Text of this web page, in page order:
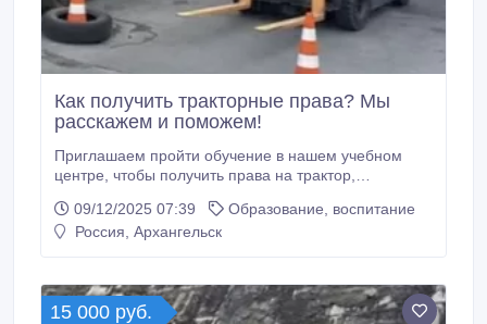
Как получить тракторные права? Мы
расскажем и поможем!
Приглашаем пройти обучение в нашем учебном
центре, чтобы получить права на трактор,
России Обучение по категориям и
профессиям(квалификациям) Категория А1
09/12/2025 07:39
Образование, воспитание
Россия, Архангельск
15 000 руб.